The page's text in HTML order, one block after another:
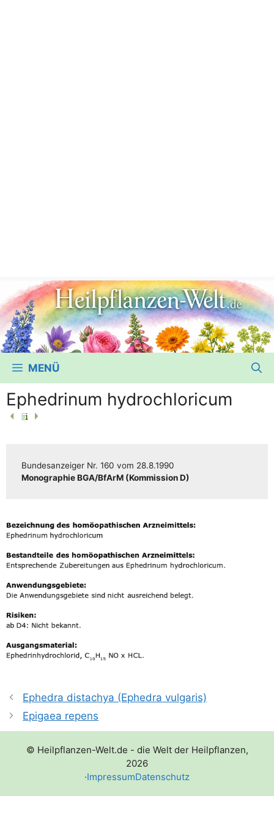
MENÜ
Ephedrinum hydrochloricum
Bun­des­an­zei­ger Nr. 160 vom 28.8.1990
Mono­gra­phie BGA/​​BfArM (Kom­mis­si­on D)
Ephedra distachya (Ephedra vulgaris)
Epigaea repens
© Heilpflanzen-Welt.de - die Welt der Heilpflanzen,
2026
·ImpressumDatenschutz